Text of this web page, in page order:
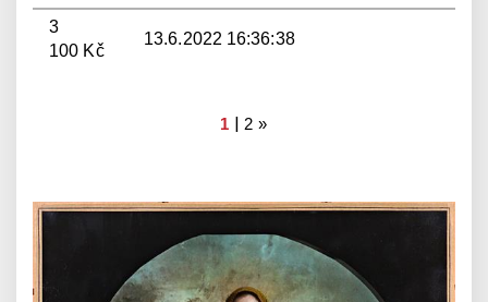
3
100 Kč
13.6.2022 16:36:38
1 |2 »